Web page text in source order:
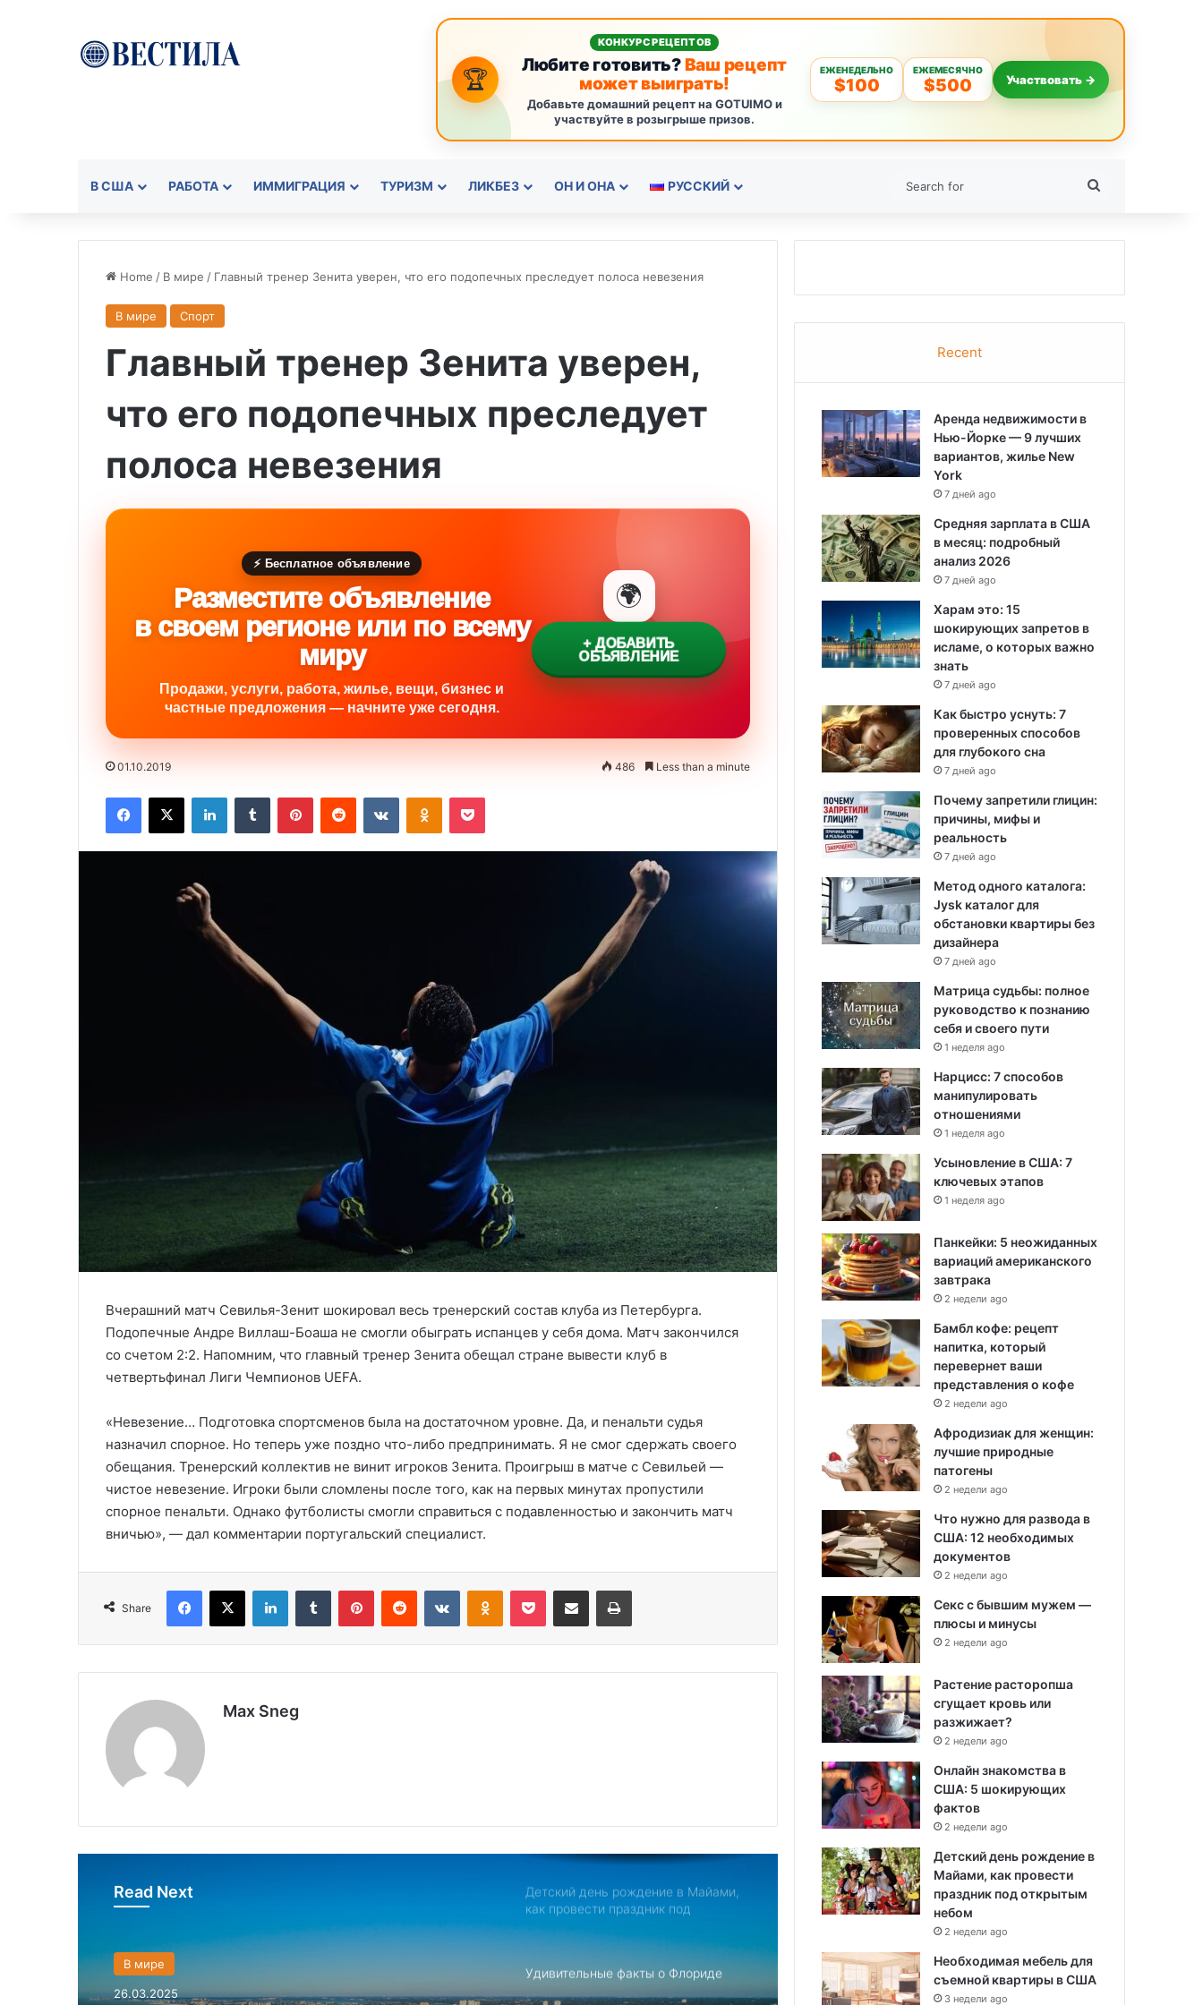
🏆
КОНКУРС РЕЦЕПТОВ
Любите готовить?Ваш рецепт
может выиграть!
Добавьте домашний рецепт на GOTUIMO и
участвуйте в розыгрыше призов.
ЕЖЕНЕДЕЛЬНО
$100
ЕЖЕМЕСЯЧНО
$500 Участвовать →
В США РАБОТА ИММИГРАЦИЯ ТУРИЗМ ЛИКБЕЗ ОН И ОНА РУССКИЙ
Home / В мире / Главный тренер Зенита уверен, что его подопечных преследует полоса невезения
В мире Спорт
Главный тренер Зенита уверен,
что его подопечных преследует
полоса невезения
⚡ Бесплатное объявление
Разместите объявление
в своем регионе или по всему
миру
Продажи, услуги, работа, жилье, вещи, бизнес и
частные предложения — начните уже сегодня.
🌍
+ ДОБАВИТЬ
ОБЪЯВЛЕНИЕ
01.10.2019 486 Less than a minute
Вчерашний матч Севилья-Зенит шокировал весь тренерский состав клуба из Петербурга.
Подопечные Андре Виллаш-Боаша не смогли обыграть испанцев у себя дома. Матч закончился
со счетом 2:2. Напомним, что главный тренер Зенита обещал стране вывести клуб в
четвертьфинал Лиги Чемпионов UEFA.
«Невезение… Подготовка спортсменов была на достаточном уровне. Да, и пенальти судья
назначил спорное. Но теперь уже поздно что-либо предпринимать. Я не смог сдержать своего
обещания. Тренерский коллектив не винит игроков Зенита. Проигрыш в матче с Севильей —
чистое невезение. Игроки были сломлены после того, как на первых минутах пропустили
спорное пенальти. Однако футболисты смогли справиться с подавленностью и закончить матч
вничью», — дал комментарии португальский специалист.
Share
Max Sneg
Read Next
В мире
26.03.2025
Анализ событий в Крокусе, что на
хронология событий.
директоров МВФ
Дом с привидениями в Америке,
создании «НАТО в азиатском стиле»
Детский день рождение в Майами,
как провести праздник под
Удивительные факты о Флориде
Recent
Аренда недвижимости в
Нью-Йорке — 9 лучших
вариантов, жилье New
York
7 дней ago
Средняя зарплата в США
в месяц: подробный
анализ 2026
7 дней ago
Харам это: 15
шокирующих запретов в
исламе, о которых важно
знать
7 дней ago
Как быстро уснуть: 7
проверенных способов
для глубокого сна
7 дней ago
Почему запретили глицин:
причины, мифы и
реальность
7 дней ago
Метод одного каталога:
Jysk каталог для
обстановки квартиры без
дизайнера
7 дней ago
Матрица судьбы: полное
руководство к познанию
себя и своего пути
1 неделя ago
Нарцисс: 7 способов
манипулировать
отношениями
1 неделя ago
Усыновление в США: 7
ключевых этапов
1 неделя ago
Панкейки: 5 неожиданных
вариаций американского
завтрака
2 недели ago
Бамбл кофе: рецепт
напитка, который
перевернет ваши
представления о кофе
2 недели ago
Афродизиак для женщин:
лучшие природные
патогены
2 недели ago
Что нужно для развода в
США: 12 необходимых
документов
2 недели ago
Секс с бывшим мужем —
плюсы и минусы
2 недели ago
Растение расторопша
сгущает кровь или
разжижает?
2 недели ago
Онлайн знакомства в
США: 5 шокирующих
фактов
2 недели ago
Детский день рождение в
Майами, как провести
праздник под открытым
небом
2 недели ago
Необходимая мебель для
съемной квартиры в США
3 недели ago